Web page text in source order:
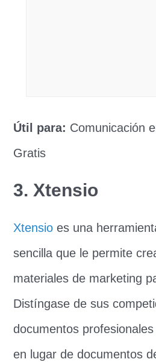
Útil para: Comunicación
Gratis
3. Xtensio
Xtensio es una
sencilla que le permite
materiales de marketing
Distíngase de sus
documentos
en lugar de documentos